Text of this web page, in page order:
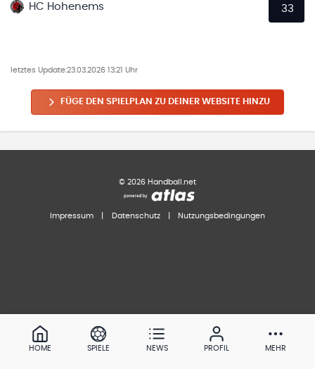
HC Hohenems
33
letztes Update:23.03.2026 13:21 Uhr
FÜGE DEN SPIELPLAN ZU DEINER WEBSITE HINZU
© 2026 Handball.net
Impressum Datenschutz Nutzungsbedingungen
HOME SPIELE NEWS PROFIL MEHR